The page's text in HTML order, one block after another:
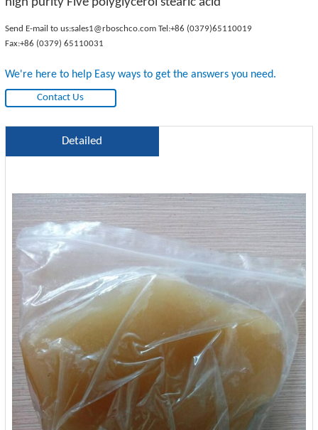
Send E-mail to us:sales1@rboschco.com Tel:+86 (0379)65110019
Fax:+86 (0379) 65110031
We're here to help Easy ways to get the answers you need.
Contact Us
Detailed